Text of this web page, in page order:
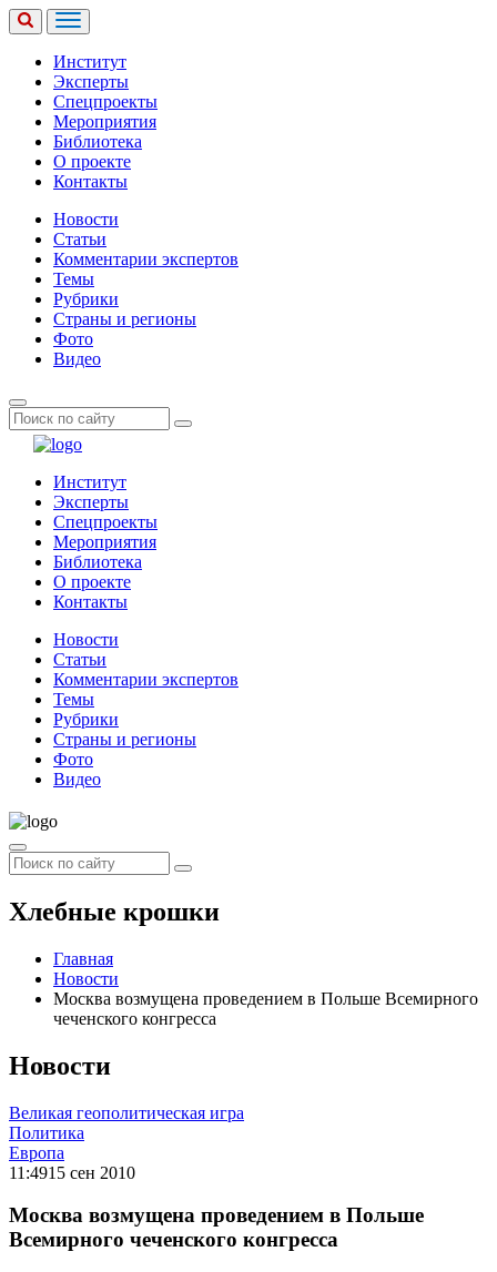
Институт
Эксперты
Спецпроекты
Мероприятия
Библиотека
О проекте
Контакты
Новости
Статьи
Комментарии экспертов
Темы
Рубрики
Страны и регионы
Фото
Видео
Институт
Эксперты
Спецпроекты
Мероприятия
Библиотека
О проекте
Контакты
Новости
Статьи
Комментарии экспертов
Темы
Рубрики
Страны и регионы
Фото
Видео
Хлебные крошки
Главная
Новости
Москва возмущена проведением в Польше Всемирного
чеченского конгресса
Новости
Великая геополитическая игра
Политика
Европа
11:4915 сен 2010
Москва возмущена проведением в Польше
Всемирного чеченского конгресса